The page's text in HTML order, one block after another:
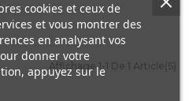
Affichage 1-1 De 1 Article(s)
cookies et ceux de
et vous montrer des
en analysant vos
donner votre
appuyez sur le